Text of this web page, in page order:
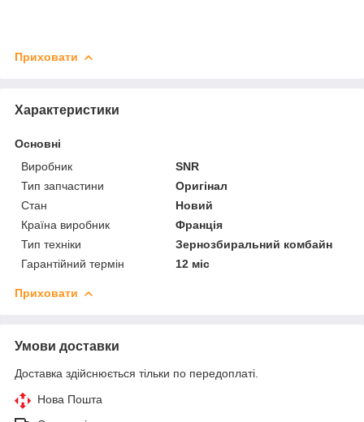
Приховати
Характеристики
Основні
Виробник
SNR
Тип запчастини
Оригінал
Стан
Новий
Країна виробник
Франція
Тип техніки
Зернозбиральний комбайн
Гарантійний термін
12 міс
Приховати
Умови доставки
Доставка здійснюється тільки по передоплаті.
Нова Пошта